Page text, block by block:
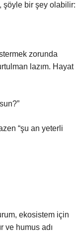
şöyle bir şey olabilir:
zorunda
lazım. Hayat
“şu an yeterli
ekosistem için
ve humus adı